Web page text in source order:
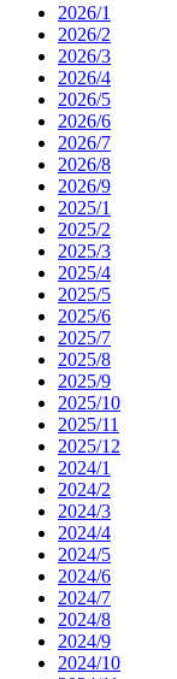
2026/1
2026/2
2026/3
2026/4
2026/5
2026/6
2026/7
2026/8
2026/9
2025/1
2025/2
2025/3
2025/4
2025/5
2025/6
2025/7
2025/8
2025/9
2025/10
2025/11
2025/12
2024/1
2024/2
2024/3
2024/4
2024/5
2024/6
2024/7
2024/8
2024/9
2024/10